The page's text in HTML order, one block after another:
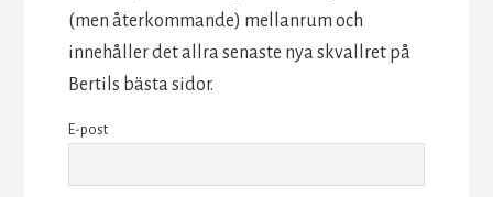
(men återkommande) mellanrum och
innehåller det allra senaste nya skvallret på
Bertils bästa sidor.
E-post